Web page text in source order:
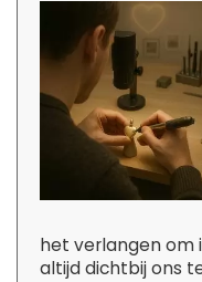
het verlangen om
altijd dichtbij ons